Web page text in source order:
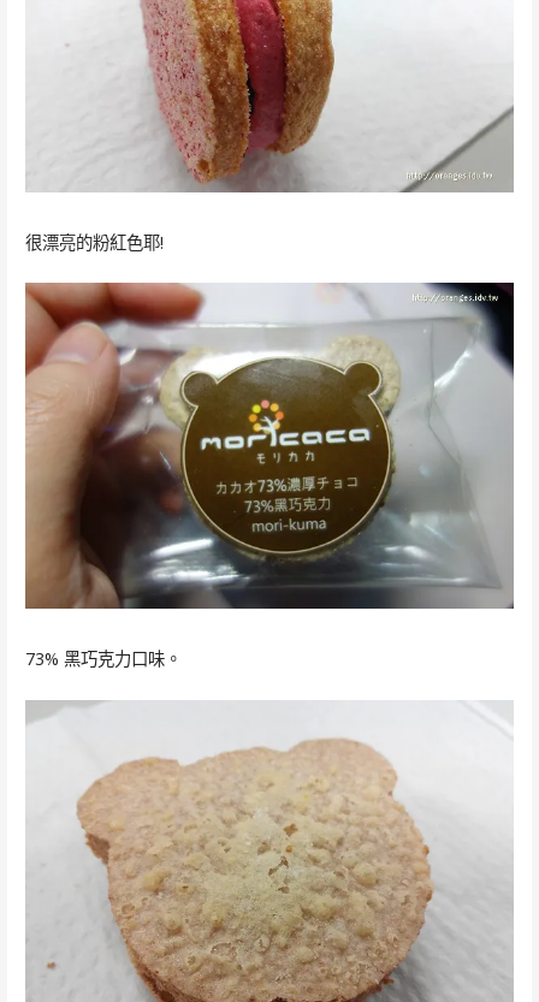
很漂亮的粉紅色耶!
73% 黑巧克力口味。